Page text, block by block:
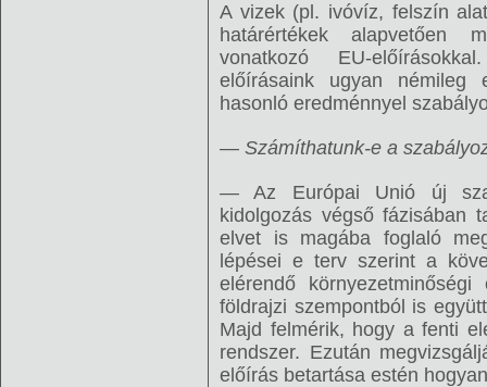
A vizek (pl. ivóvíz, felszín
határértékek alapvetően
vonatkozó EU-
előírásaink ugyan némileg
hasonló eredménnyel
— Számíthatunk-e a
— Az Európai Unió új
kidolgozás végső fázisában
elvet is magába foglaló
lépései e terv szerint a
elérendő
földrajzi szempontból is
Majd felmérik, hogy a fenti
rendszer. Ezután
előírás betartása estén